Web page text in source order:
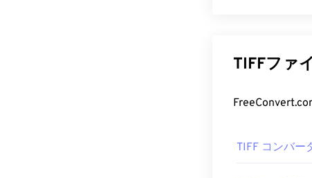
https://
アプリケーシ
料のプログラ
初回リリース:
TIFFファ
TIFF コンバー